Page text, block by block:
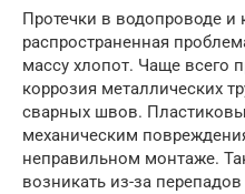
Протечки в водопроводе и
распространенная
массу хлопот. Чаще всего
коррозия металлических
сварных швов.
механическим
неправильном монтаже.
возникать из-за